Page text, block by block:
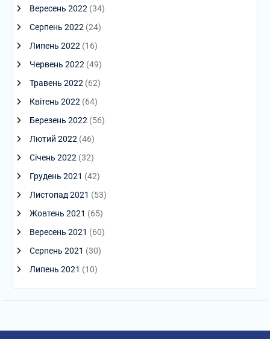
Вересень 2022(34)
Серпень 2022(24)
Липень 2022(16)
Червень 2022(49)
Травень 2022(62)
Квітень 2022(64)
Березень 2022(56)
Лютий 2022(46)
Січень 2022(32)
Грудень 2021 (42)
Листопад 2021 (53)
Жовтень 2021 (65)
Вересень 2021 (60)
Серпень 2021 (30)
Липень 2021 (10)